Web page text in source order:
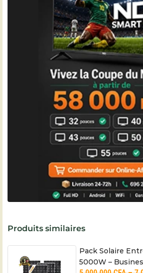
Produits similaires
Pack Solaire
5000W –